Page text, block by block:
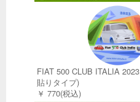
FIAT 500 CLUB ITALIA
貼りタイプ)
￥ 770(税込)